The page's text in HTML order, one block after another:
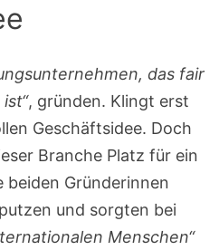
das fair
, gründen. Klingt erst
Geschäftsidee. Doch
Branche Platz für ein
beiden Gründerinnen
und sorgten bei
Menschen“